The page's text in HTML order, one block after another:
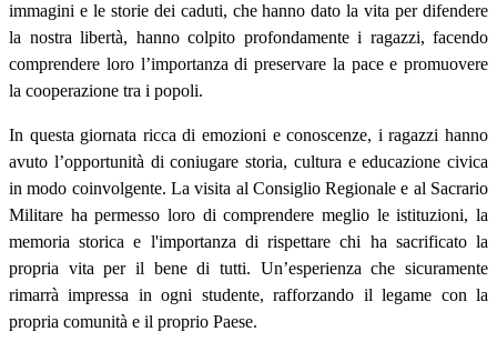
immagini e le storie dei caduti, che hanno dato la vita per difendere
la nostra libertà, hanno colpito profondamente i ragazzi, facendo
comprendere loro l’importanza di preservare la pace e promuovere
la cooperazione tra i popoli.
In questa giornata ricca di emozioni e conoscenze, i ragazzi hanno
avuto l’opportunità di coniugare storia, cultura e educazione civica
in modo coinvolgente. La visita al Consiglio Regionale e al Sacrario
Militare ha permesso loro di comprendere meglio le istituzioni, la
memoria storica e l'importanza di rispettare chi ha sacrificato la
propria vita per il bene di tutti. Un’esperienza che sicuramente
rimarrà impressa in ogni studente, rafforzando il legame con la
propria comunità e il proprio Paese.